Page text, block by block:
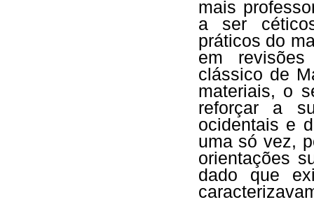
mais
a ser
práticos do
em
clássico de
materiais, o
reforçar a
ocidentais e
uma só vez,
orientações
dado que